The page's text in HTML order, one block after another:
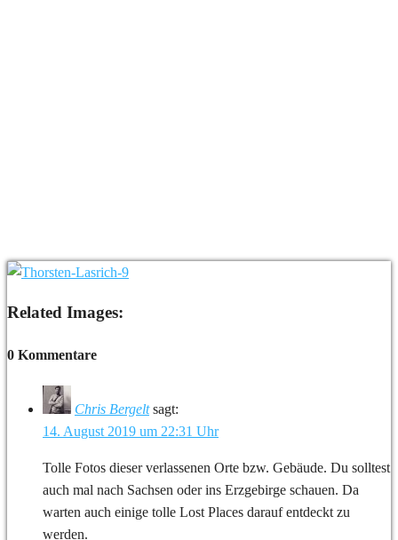
Related Images:
0 Kommentare
Chris Bergelt sagt:
14. August 2019 um 22:31 Uhr
Tolle Fotos dieser verlassenen Orte bzw. Gebäude. Du solltest
auch mal nach Sachsen oder ins Erzgebirge schauen. Da
warten auch einige tolle Lost Places darauf entdeckt zu
werden.